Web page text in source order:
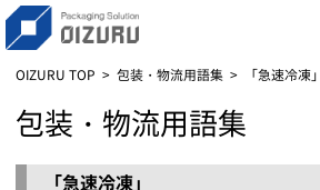
OIZURU TOP 包装・物流用語集 「急速冷凍」
包装・物流用語集
「急速冷凍」